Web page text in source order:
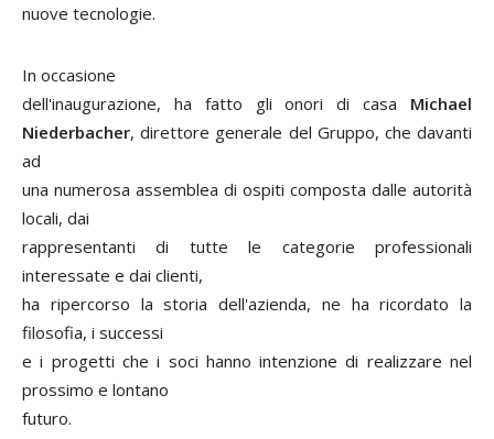
nuove tecnologie.
In occasione
dell'inaugurazione, ha fatto gli onori di casa Michael
Niederbacher, direttore generale del Gruppo, che davanti
ad
una numerosa assemblea di ospiti composta dalle autorità
locali, dai
rappresentanti di tutte le categorie professionali
interessate e dai clienti,
ha ripercorso la storia dell'azienda, ne ha ricordato la
filosofia, i successi
e i progetti che i soci hanno intenzione di realizzare nel
prossimo e lontano
futuro.